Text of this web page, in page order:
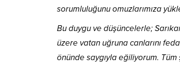
sorumluluğunu omuzlarımıza
Bu duygu ve düşüncelerle;
üzere vatan uğruna canlarını
önünde saygıyla eğiliyorum.